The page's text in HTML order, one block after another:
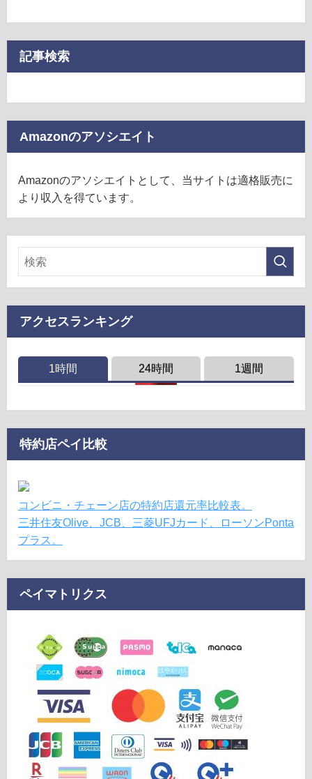
記事検索
Amazonのアソシエイト
Amazonのアソシエイトとして、当サイトは適格販売に
より収入を得ています。
アクセスランキング
1時間 24時間 1週間
特約店ペイ比較
コンビニ・チェーン店の特約店還元率比較表。
三井住友Olive、JCB、三菱UFJカード、ローソンPonta
プラス。
ペイマトリクス